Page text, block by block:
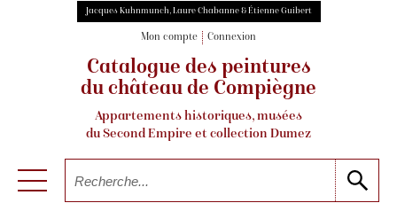
Jacques Kuhnmunch, Laure Chabanne & Étienne Guibert
Mon compte Connexion
Catalogue des peintures
du château de Compiègne
Appartements historiques, musées
du Second Empire et collection Dumez